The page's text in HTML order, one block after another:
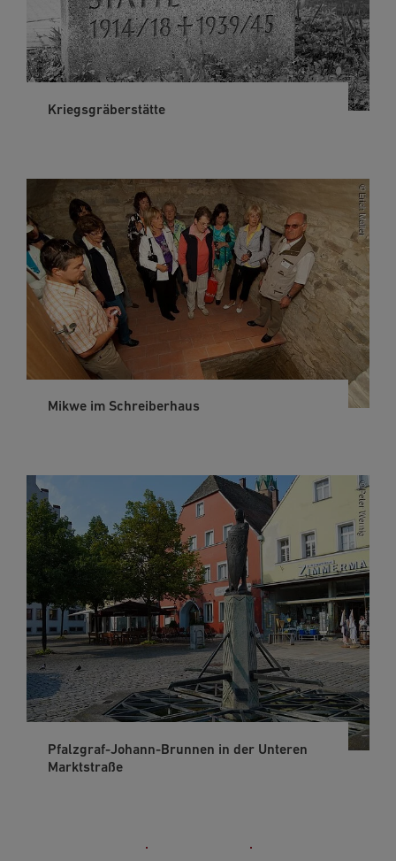
Kriegsgräberstätte
Mikwe im Schreiberhaus
Pfalzgraf-Johann-Brunnen in der Unteren
Marktstraße